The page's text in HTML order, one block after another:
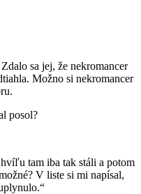
sa jej, že nekromancer
Možno si nekromancer
posol?
tam iba tak stáli a potom
V liste si mi napísal,